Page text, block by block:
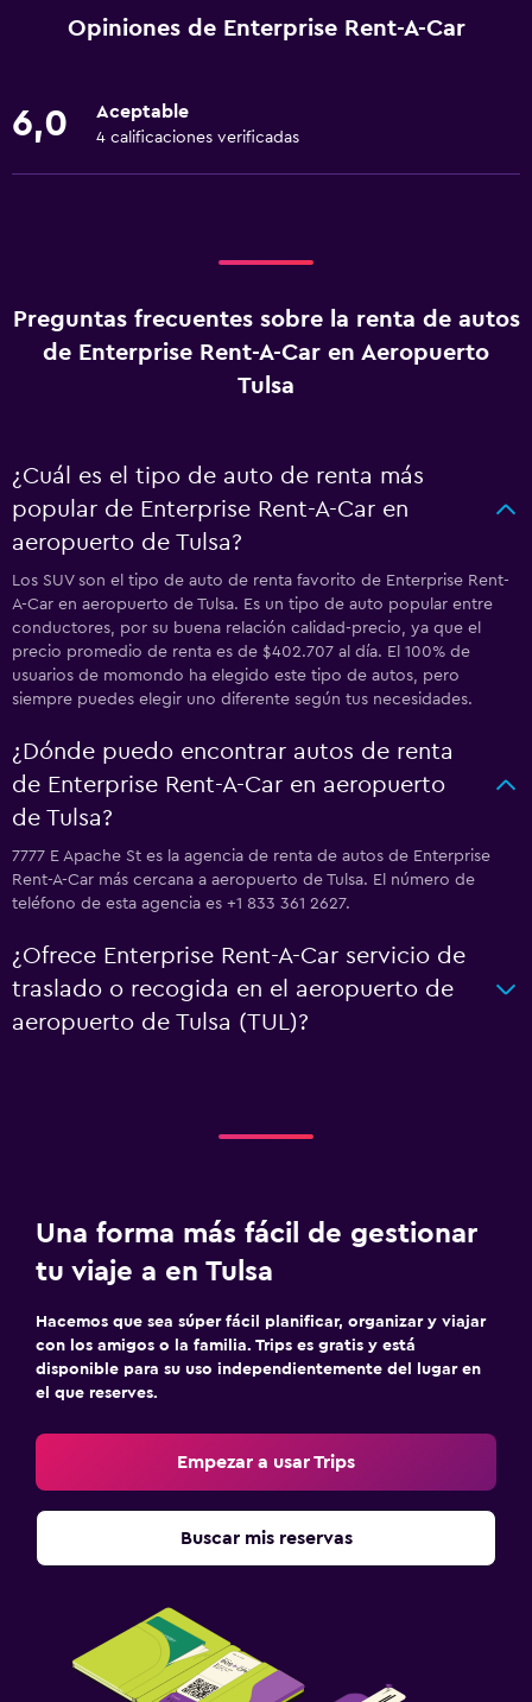
Opiniones de Enterprise Rent-A-Car
6,0 Aceptable
4 calificaciones verificadas
Preguntas frecuentes sobre la renta de autos
de Enterprise Rent-A-Car en Aeropuerto
Tulsa
¿Cuál es el tipo de auto de renta más
popular de Enterprise Rent-A-Car en
aeropuerto de Tulsa?
Los SUV son el tipo de auto de renta favorito de Enterprise Rent-
A-Car en aeropuerto de Tulsa. Es un tipo de auto popular entre
conductores, por su buena relación calidad-precio, ya que el
precio promedio de renta es de $402.707 al día. El 100% de
usuarios de momondo ha elegido este tipo de autos, pero
siempre puedes elegir uno diferente según tus necesidades.
¿Dónde puedo encontrar autos de renta
de Enterprise Rent-A-Car en aeropuerto
de Tulsa?
7777 E Apache St es la agencia de renta de autos de Enterprise
Rent-A-Car más cercana a aeropuerto de Tulsa. El número de
teléfono de esta agencia es +1 833 361 2627.
¿Ofrece Enterprise Rent-A-Car servicio de
traslado o recogida en el aeropuerto de
aeropuerto de Tulsa (TUL)?
Una forma más fácil de gestionar
tu viaje a en Tulsa
Hacemos que sea súper fácil planificar, organizar y viajar
con los amigos o la familia. Trips es gratis y está
disponible para su uso independientemente del lugar en
el que reserves.
Empezar a usar Trips
Buscar mis reservas